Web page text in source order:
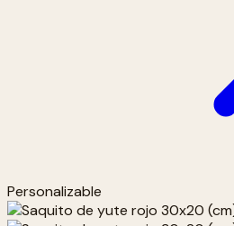
Personalizable